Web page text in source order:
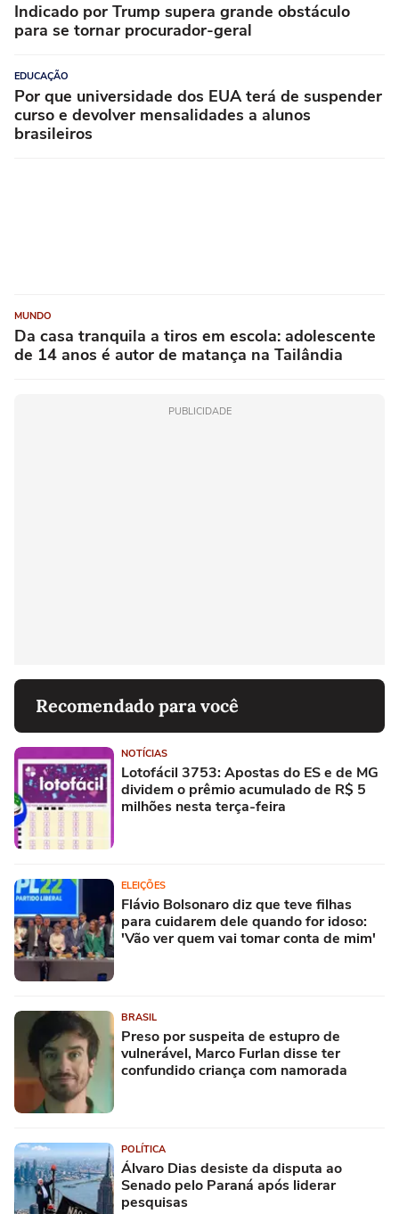
Indicado por Trump supera grande obstáculo
para se tornar procurador-geral
EDUCAÇÃO
Por que universidade dos EUA terá de suspender
curso e devolver mensalidades a alunos
brasileiros
MUNDO
Da casa tranquila a tiros em escola: adolescente
de 14 anos é autor de matança na Tailândia
PUBLICIDADE
Recomendado para você
NOTÍCIAS
Lotofácil 3753: Apostas do ES e de MG
dividem o prêmio acumulado de R$ 5
milhões nesta terça-feira
ELEIÇÕES
Flávio Bolsonaro diz que teve filhas
para cuidarem dele quando for idoso:
'Vão ver quem vai tomar conta de mim'
BRASIL
Preso por suspeita de estupro de
vulnerável, Marco Furlan disse ter
confundido criança com namorada
POLÍTICA
Álvaro Dias desiste da disputa ao
Senado pelo Paraná após liderar
pesquisas